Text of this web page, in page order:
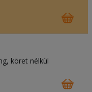
köret nélkül